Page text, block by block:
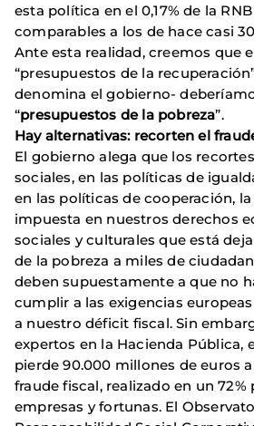
esta política en el 0,17% de la
comparables a los de hace casi
Ante esta realidad, creemos que
“presupuestos de la
denomina el gobierno-
“presupuestos de la pobreza”.
Hay alternativas: recorten el
El gobierno alega que los
sociales, en las políticas de
en las políticas de cooperación,
impuesta en nuestros derechos
sociales y culturales que está
de la pobreza a miles de
deben supuestamente a que no
cumplir a las exigencias
a nuestro déficit fiscal. Sin
expertos en la Hacienda Pública,
pierde 90.000 millones de euros
fraude fiscal, realizado en un 72%
empresas y fortunas. El